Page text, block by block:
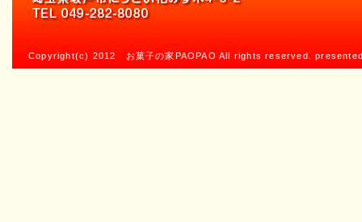
Copyright(c) 2012 お菓子の家PAOPAO All rights reserved.